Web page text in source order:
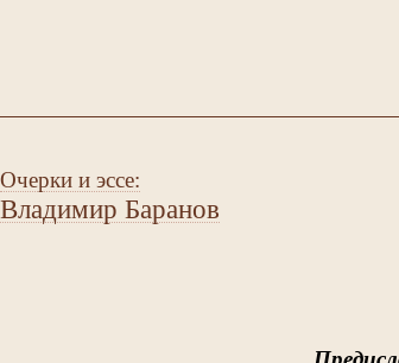
Очерки и эссе:
Владимир Баранов